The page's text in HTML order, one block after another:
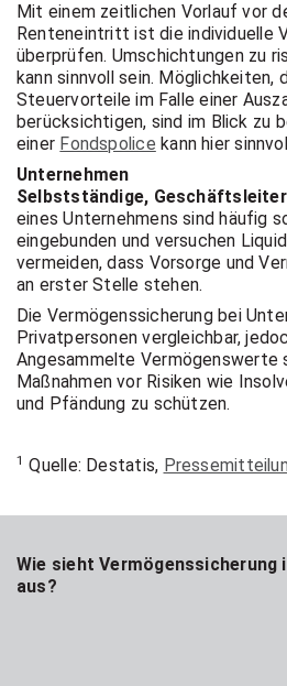
Mit einem zeitlichen Vorlauf vor
Renteneintritt ist die individuelle
überprüfen. Umschichtungen zu
kann sinnvoll sein. Möglichkeiten,
Steuervorteile im Falle einer
berücksichtigen, sind im Blick zu
einer Fondspolice kann hier
Unternehmen
Selbstständige,
eines Unternehmens sind häufig
eingebunden und versuchen
vermeiden, dass Vorsorge und
an erster Stelle stehen.
Die Vermögenssicherung bei
Privatpersonen vergleichbar,
Angesammelte Vermögenswerte
Maßnahmen vor Risiken wie
und Pfändung zu schützen.
1 Quelle: Destatis,
Wie sieht Vermögenssicherung
aus?